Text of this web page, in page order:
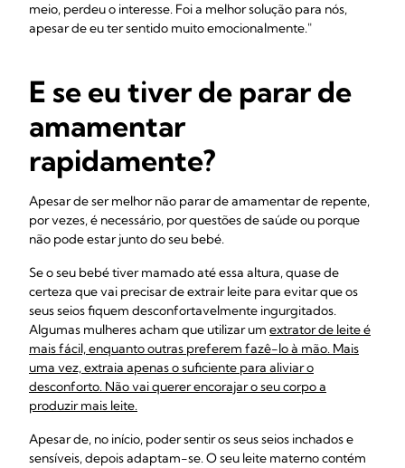
meio, perdeu o interesse. Foi a melhor solução para nós,
apesar de eu ter sentido muito emocionalmente."
E se eu tiver de parar de
amamentar
rapidamente?
Apesar de ser melhor não parar de amamentar de repente,
por vezes, é necessário, por questões de saúde ou porque
não pode estar junto do seu bebé.
Se o seu bebé tiver mamado até essa altura, quase de
certeza que vai precisar de extrair leite para evitar que os
seus seios fiquem desconfortavelmente ingurgitados.
Algumas mulheres acham que utilizar um extrator de leite é
mais fácil, enquanto outras preferem fazê-lo à mão. Mais
uma vez, extraia apenas o suficiente para aliviar o
desconforto. Não vai querer encorajar o seu corpo a
produzir mais leite.
Apesar de, no início, poder sentir os seus seios inchados e
sensíveis, depois adaptam-se. O seu leite materno contém